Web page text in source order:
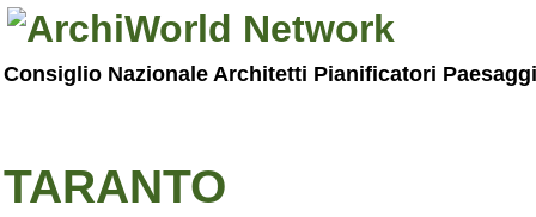
Consiglio Nazionale Architetti Pianificatori
TARANTO